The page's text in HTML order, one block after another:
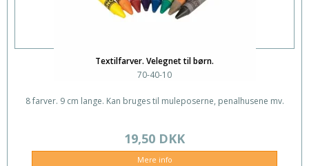
Textilfarver. Velegnet til børn.
70-40-10
8 farver. 9 cm lange. Kan bruges til muleposerne, penalhusene mv.
19,50 DKK
Mere info